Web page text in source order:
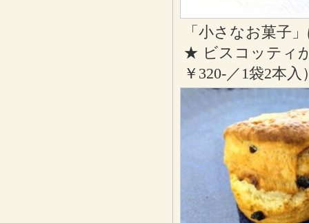
「小さなお菓子
★ ビスコッティ
￥320-／1袋2本入